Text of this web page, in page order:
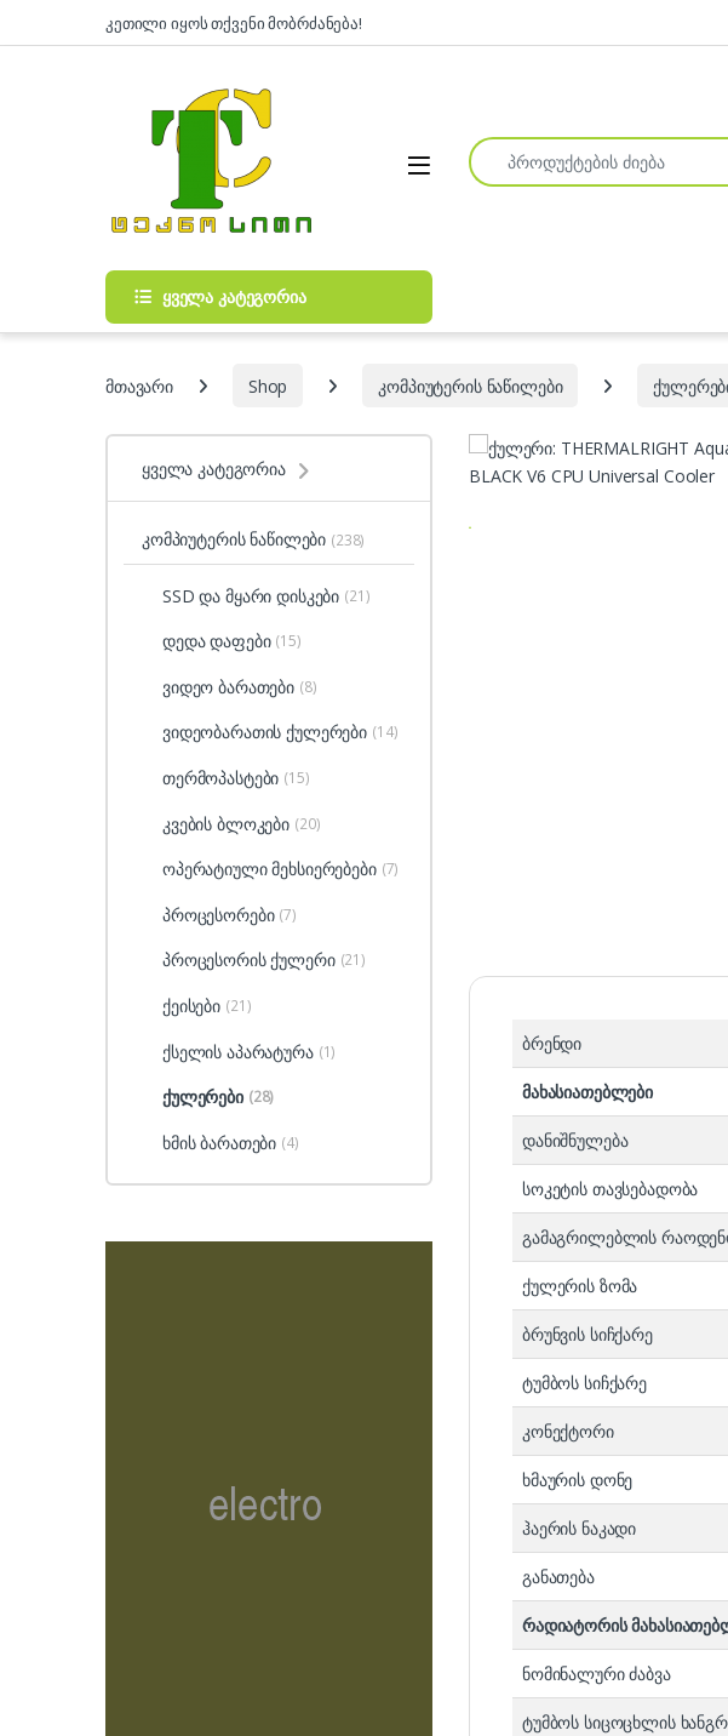
კეთილი იყოს თქვენი მობრძანება!
Open
Search for:
ყველა კატეგორია
მთავარი Shop კომპიუტერის ნაწილები
ბრენდი
მახასიათებლები
დანიშნულება
სოკეტის თავსებადობა
გამაგრილებლის
ქულერის ზომა
ბრუნვის სიჩქარე
ტუმბოს სიჩქარე
კონექტორი
ხმაურის დონე
ჰაერის ნაკადი
განათება
რადიატორის
ნომინალური ძაბვა
ტუმბოს სიცოცხლის
ყველა კატეგორია
კომპიუტერის ნაწილები (238)
SSD და მყარი დისკები (21)
დედა დაფები (15)
ვიდეო ბარათები (8)
ვიდეობარათის ქულერები (14)
თერმოპასტები (15)
კვების ბლოკები (20)
ოპერატიული მეხსიერებები (7)
პროცესორები (7)
პროცესორის ქულერი (21)
ქეისები (21)
ქსელის აპარატურა (1)
ქულერები (28)
ხმის ბარათები (4)